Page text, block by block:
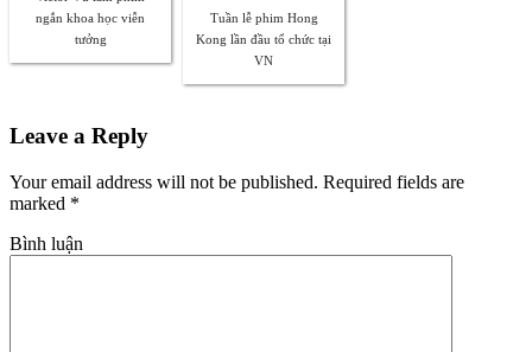
ngắn khoa học viễn
tưởng
Tuần lễ phim Hong
Kong lần đầu tổ chức tại
VN
Leave a Reply
Your email address will not be published. Required fields are
marked *
Bình luận